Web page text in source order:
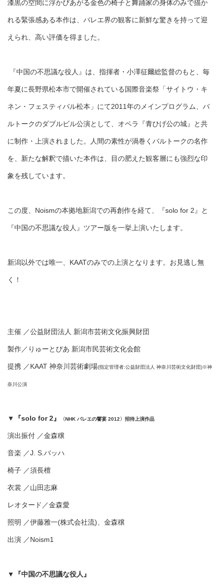
漆黒の空間に浮かびあがる金色の椅子と舞踊家の身体のみで描か
れる緊張感ある本作は、バレエ界の観客に新鮮な驚きを持って迎
えられ、高い評価を得ました。
『中国の不思議な役人』は、指揮者・小澤征爾総監督のもと、毎
年夏に長野県松本市で開催されている国際音楽祭「サイトウ・キ
ネン・フェスティバル松本」にて2011年のメインプログラム、バ
ルトークのダブルビル公演として、オペラ『青ひげ公の城』と共
に制作・上演されました。人間の素性が渦巻くバルトークの名作
を、新たな解釈で描いた本作は、目の肥えた観客層にも強烈な印
象を残しています。
この度、Noismの本拠地新潟での再創作を経て、『solo for 2』と
『中国の不思議な役人』ツアー版を一挙上演いたします。
新潟以外では唯一、KAATのみでの上演となります。お見逃し無
く！
主催 ／公益財団法人 新潟市芸術文化振興財団
製作／りゅーとぴあ 新潟市民芸術文化会館
提携 ／KAAT 神奈川芸術劇場(指定管理者:公益財団法人 神奈川芸術文化財団)※神
奈川公演
▼ 『solo for 2』 〈NHK バレエの饗宴 2012〉招待上演作品
演出振付 ／金森穣
音楽 ／J. S.バッハ
椅子 ／須長檀
衣裳 ／山田志麻
レオタード／金森愛
照明 ／伊藤雅一(株式会社流)、金森穣
出演 ／Noism1
▼『中国の不思議な役人』